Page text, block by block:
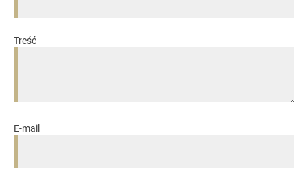
Treść
E-mail